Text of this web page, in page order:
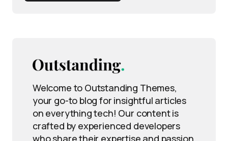
Welcome to Outstanding Themes,
your go-to blog for insightful articles
on everything tech! Our content is
crafted by experienced developers
who share their expertise and passion